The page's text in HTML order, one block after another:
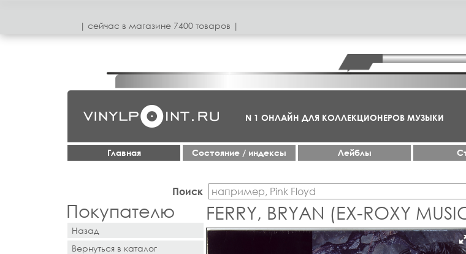
| сeйчас в магазинe 7400 товаров |
N 1 ОНЛАЙН ДЛЯ КОЛЛЕКЦИОНЕРОВ МУЗЫКИ
Главная Cостояние / индексы Лейблы
Поиск
Покупателю
Назад
Вернуться в каталог
FERRY, BRYAN (EX-ROXY